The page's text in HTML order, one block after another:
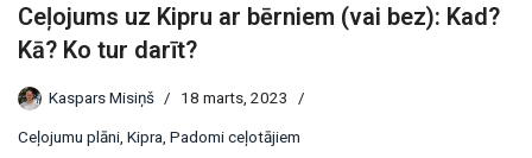
Ceļojums uz Kipru ar bērniem (vai bez): Kad?
Kā? Ko tur darīt?
Kaspars Misiņš 18 marts, 2023
Ceļojumu plāni Kipra Padomi ceļotājiem